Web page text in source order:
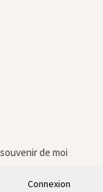
de moi
Connexion